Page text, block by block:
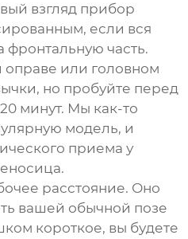
взгляд прибор
если вся
фронтальную часть.
оправе или головном
но пробуйте перед
минут. Мы как-то
модель, и
приема у
расстояние. Оно
вашей обычной позе
короткое, вы будете